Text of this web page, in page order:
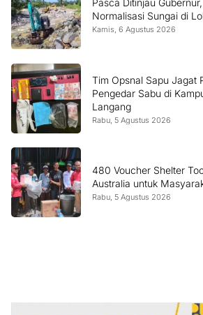
Pasca Ditinjau
Normalisasi Sungai di
Kamis, 6 Agustus 2026
Tim Opsnal Sapu Jagat
Pengedar Sabu di
Langang
Rabu, 5 Agustus 2026
480 Voucher Shelter
Australia untuk
Rabu, 5 Agustus 2026